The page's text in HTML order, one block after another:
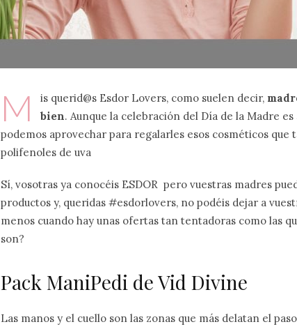
M is querid@s Esdor Lovers, como suelen decir,
bien. Aunque la celebración del Día de la Madre
podemos aprovechar para regalarles esos cosméticos que
polifenoles de uva
Sí, vosotras ya conocéis ESDOR pero vuestras madres
productos y, queridas #esdorlovers, no podéis dejar a
menos cuando hay unas ofertas tan tentadoras como las
son?
Pack ManiPedi de Vid Divine
Las manos y el cuello son las zonas que más delatan el